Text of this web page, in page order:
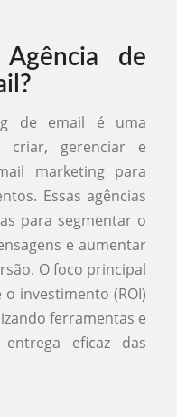
de
de email é uma
criar, gerenciar e
marketing para
Essas agências
para segmentar o
e aumentar
O foco principal
investimento (ROI)
ferramentas e
eficaz das